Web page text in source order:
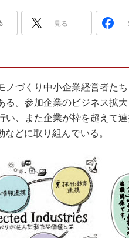
EdgeTech+
日本ものづくりワー
産業オープンネット
S＆OP
インダス
イノベー
植物工場
知財マネ
海外生産
見る
づくり中小企業経営者たち
る。参加企業のビジネス拡
い、また企業が枠を超えて
どに取り組んでいる。